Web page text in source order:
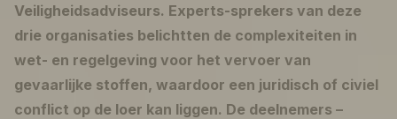
Veiligheidsadviseurs. Experts-sprekers van deze
drie organisaties belichtten de complexiteiten in
wet- en regelgeving voor het vervoer van
gevaarlijke stoffen, waardoor een juridisch of civiel
conflict op de loer kan liggen. De deelnemers –